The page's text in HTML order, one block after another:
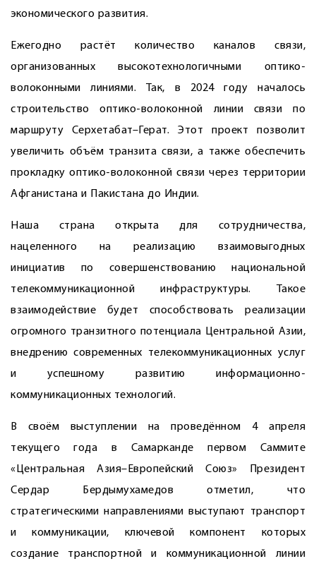
экономического развития.
Ежегодно растёт количество каналов связи,
организованных высокотехнологичными оптико-
волоконными линиями. Так, в 2024 году началось
строительство оптико-волоконной линии связи по
маршруту Серхетабат–Герат. Этот проект позволит
увеличить объём транзита связи, а также обеспечить
прокладку оптико-волоконной связи через территории
Афганистана и Пакистана до Индии.
Наша страна открыта для сотрудничества,
нацеленного на реализацию взаимовыгодных
инициатив по совершенствованию национальной
телекоммуникационной инфраструктуры. Такое
взаимодействие будет способствовать реализации
огромного транзитного потенциала Центральной Азии,
внедрению современных телекоммуникационных услуг
и успешному развитию информационно-
коммуникационных технологий.
В своём выступлении на проведённом 4 апреля
текущего года в Самарканде первом Саммите
«Центральная Азия–Европейский Союз» Президент
Сердар Бердымухамедов отметил, что
стратегическими направлениями выступают транспорт
и коммуникации, ключевой компонент которых
создание транспортной и коммуникационной линии